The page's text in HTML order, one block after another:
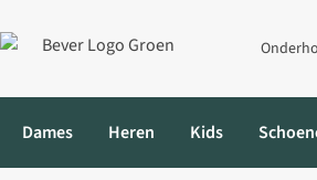
Dames Heren Kids